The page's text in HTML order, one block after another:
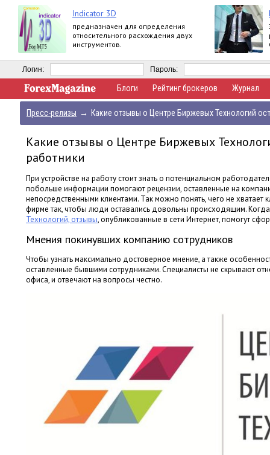
Indicator 3D
предназначен для определения
относительного расхождения двух
инструментов.
Логин: Пароль:
Блоги Рейтинг брокеров Журнал
Пресс-релизы → Какие отзывы о Центре Биржевых Технологий
Какие отзывы о Центре Биржевых
работники
При устройстве на работу стоит знать о потенциальном
побольше информации помогают рецензии, оставленные на
непосредственными клиентами. Так можно понять, чего не хватает
фирме так, чтобы люди оставались довольны происходящим.
Технологий, отзывы, опубликованные в сети Интернет, помогут
Мнения покинувших компанию сотрудников
Чтобы узнать максимально достоверное мнение, а также
оставленные бывшими сотрудниками. Специалисты не скрывают
офиса, и отвечают на вопросы честно.